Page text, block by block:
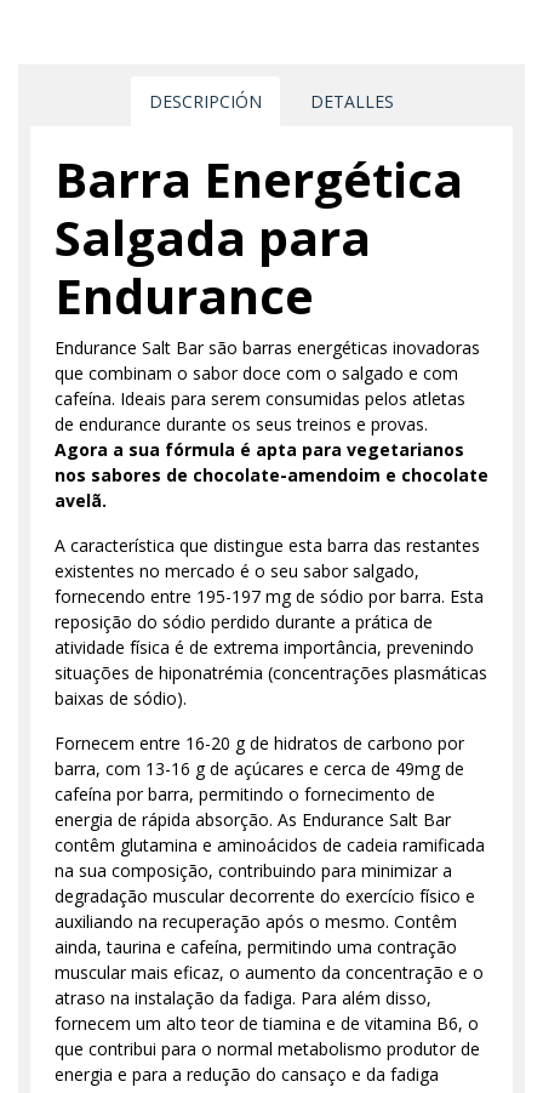
DESCRIPCIÓN DETALLES
Barra Energética
Salgada para
Endurance
Endurance Salt Bar são barras energéticas inovadoras
que combinam o sabor doce com o salgado e com
cafeína. Ideais para serem consumidas pelos atletas
de endurance durante os seus treinos e provas.
Agora a sua fórmula é apta para vegetarianos
nos sabores de chocolate-amendoim e chocolate
avelã.
A característica que distingue esta barra das restantes
existentes no mercado é o seu sabor salgado,
fornecendo entre 195-197 mg de sódio por barra. Esta
reposição do sódio perdido durante a prática de
atividade física é de extrema importância, prevenindo
situações de hiponatrémia (concentrações plasmáticas
baixas de sódio).
Fornecem entre 16-20 g de hidratos de carbono por
barra, com 13-16 g de açúcares e cerca de 49mg de
cafeína por barra, permitindo o fornecimento de
energia de rápida absorção. As Endurance Salt Bar
contêm glutamina e aminoácidos de cadeia ramificada
na sua composição, contribuindo para minimizar a
degradação muscular decorrente do exercício físico e
auxiliando na recuperação após o mesmo. Contêm
ainda, taurina e cafeína, permitindo uma contração
muscular mais eficaz, o aumento da concentração e o
atraso na instalação da fadiga. Para além disso,
fornecem um alto teor de tiamina e de vitamina B6, o
que contribui para o normal metabolismo produtor de
energia e para a redução do cansaço e da fadiga